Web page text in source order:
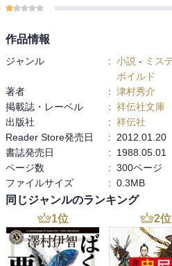
作品情報
ジャンル : 小説 - ミス
ボイルド
著者
: 津村秀介
掲載誌・レーベル
: 祥伝社文庫
出版社
: 祥伝社
Reader Store発売日
:
2012.01.20
書誌発売日
:
1988.05.01
ページ数
: 300ページ
ファイルサイズ
: 0.3MB
同じジャンルのランキング
1位 2位